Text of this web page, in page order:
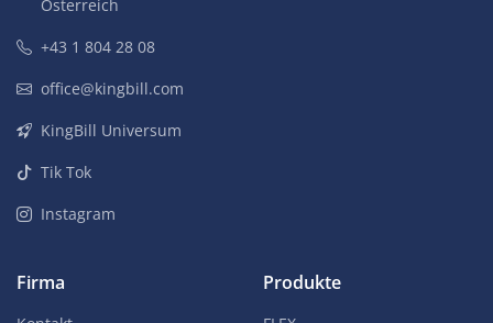
Österreich
+43 1 804 28 08
office@kingbill.com
KingBill Universum
Tik Tok
Instagram
Firma Produkte